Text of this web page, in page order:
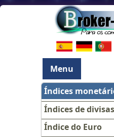
Menu
Índices
Índices de divisas
Índice do Euro